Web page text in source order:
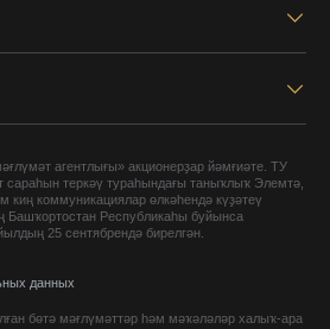
агентлығы» акционерҙар йәмғиәте. ТУ
сараһын теркәү тураһындағы таныҡлыҡ Элемтә,
киң коммуникациялар өлкәһендә күҙәтеү
Башҡортостан Республикаһы буйынса
25 сентябрендә бирелгән.
данных
бөтә мәғлүмәттәр һәм мәҡәләләр халыҡ-ара